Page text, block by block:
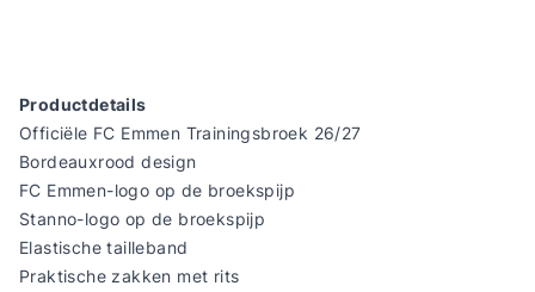
Productdetails
Officiële FC Emmen Trainingsbroek 26/27
Bordeauxrood design
FC Emmen-logo op de broekspijp
Stanno-logo op de broekspijp
Elastische tailleband
Praktische zakken met rits